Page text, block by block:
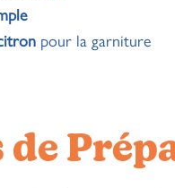
pour la garniture
de